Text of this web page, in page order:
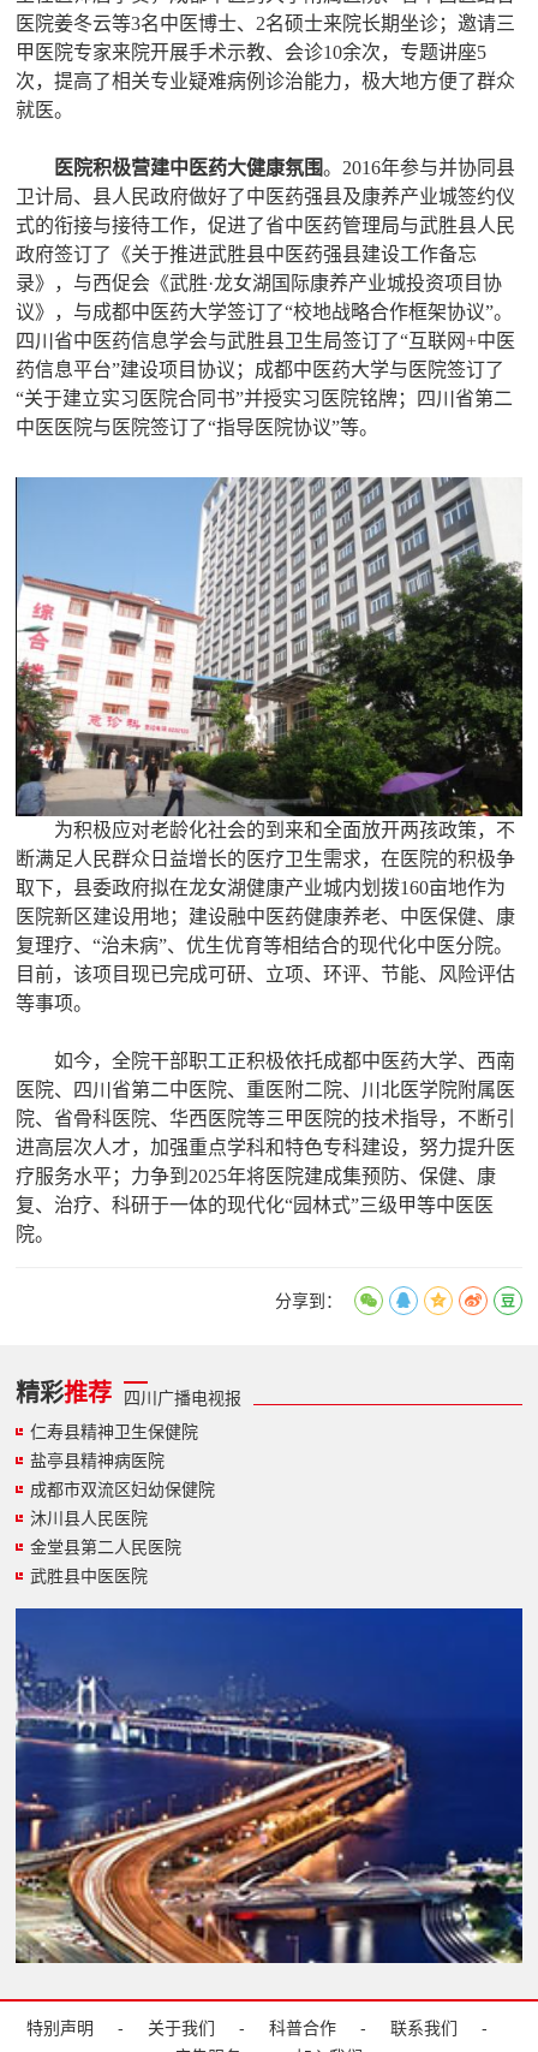
医院姜冬云等3名中医博士、2名硕士来院长期坐诊；邀请三
甲医院专家来院开展手术示教、会诊10余次，专题讲座5
次，提高了相关专业疑难病例诊治能力，极大地方便了群众
就医。
医院积极营建中医药大健康氛围。2016年参与并协同县
卫计局、县人民政府做好了中医药强县及康养产业城签约仪
式的衔接与接待工作，促进了省中医药管理局与武胜县人民
政府签订了《关于推进武胜县中医药强县建设工作备忘
录》，与西促会《武胜·龙女湖国际康养产业城投资项目协
议》，与成都中医药大学签订了“校地战略合作框架协议”。
四川省中医药信息学会与武胜县卫生局签订了“互联网+中医
药信息平台”建设项目协议；成都中医药大学与医院签订了
“关于建立实习医院合同书”并授实习医院铭牌；四川省第二
中医医院与医院签订了“指导医院协议”等。
为积极应对老龄化社会的到来和全面放开两孩政策，不
断满足人民群众日益增长的医疗卫生需求，在医院的积极争
取下，县委政府拟在龙女湖健康产业城内划拨160亩地作为
医院新区建设用地；建设融中医药健康养老、中医保健、康
复理疗、“治未病”、优生优育等相结合的现代化中医分院。
目前，该项目现已完成可研、立项、环评、节能、风险评估
等事项。
如今，全院干部职工正积极依托成都中医药大学、西南
医院、四川省第二中医院、重医附二院、川北医学院附属医
院、省骨科医院、华西医院等三甲医院的技术指导，不断引
进高层次人才，加强重点学科和特色专科建设，努力提升医
疗服务水平；力争到2025年将医院建成集预防、保健、康
复、治疗、科研于一体的现代化“园林式”三级甲等中医医
院。
分享到：
精彩推荐
四川广播电视报
仁寿县精神卫生保健院
盐亭县精神病医院
成都市双流区妇幼保健院
沐川县人民医院
金堂县第二人民医院
武胜县中医医院
特别声明 - 关于我们 - 科普合作 - 联系我们
-